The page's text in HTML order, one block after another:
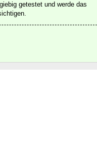
getestet und werde das